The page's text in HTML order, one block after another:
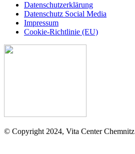
Datenschutzerklärung
Datenschutz Social Media
Impressum
Cookie-Richtlinie (EU)
© Copyright 2024, Vita Center Chemnitz